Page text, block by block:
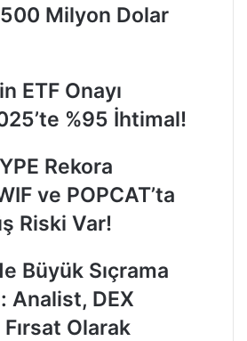
Milyon Dolar
ETF Onayı
%95 İhtimal!
Rekora
ve POPCAT’ta
Riski Var!
Büyük Sıçrama
Analist, DEX
Fırsat Olarak